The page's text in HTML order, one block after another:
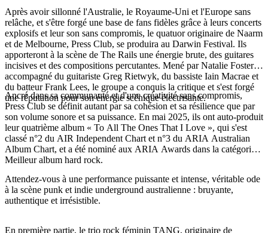
Rechercher:
Sign
up
Après avoir sillonné l'Australie, le Royaume-Uni et l'Europe sans
relâche, et s'être forgé une base de fans fidèles grâce à leurs concerts
explosifs et leur son sans compromis, le quatuor originaire de Naarm
et de Melbourne, Press Club, se produira au Darwin Festival. Ils
apporteront à la scène de The Rails une énergie brute, des guitares
incisives et des compositions percutantes. Mené par Natalie Foster,
accompagné du guitariste Greg Rietwyk, du bassiste Iain Macrae et
du batteur Frank Lees, le groupe a conquis la critique et s'est forgé
une réputation pour son énergie scénique électrisante.
Ancré dans sa communauté et d'une créativité sans compromis,
Press Club se définit autant par sa cohésion et sa résilience que par
son volume sonore et sa puissance. En mai 2025, ils ont auto-produit
leur quatrième album « To All The Ones That I Love », qui s'est
classé n°2 du AIR Independent Chart et n°3 du ARIA Australian
Album Chart, et a été nominé aux ARIA Awards dans la catégorie
Meilleur album hard rock.
Attendez-vous à une performance puissante et intense, véritable ode
à la scène punk et indie underground australienne : bruyante,
authentique et irrésistible.
En première partie, le trio rock féminin TANG, originaire de